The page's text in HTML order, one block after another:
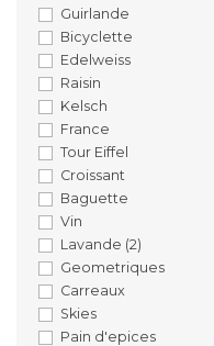
Guirlande
Bicyclette
Edelweiss
Raisin
Kelsch
France
Tour Eiffel
Croissant
Baguette
Vin
Lavande (2)
Geometriques
Carreaux
Skies
Pain d'epices